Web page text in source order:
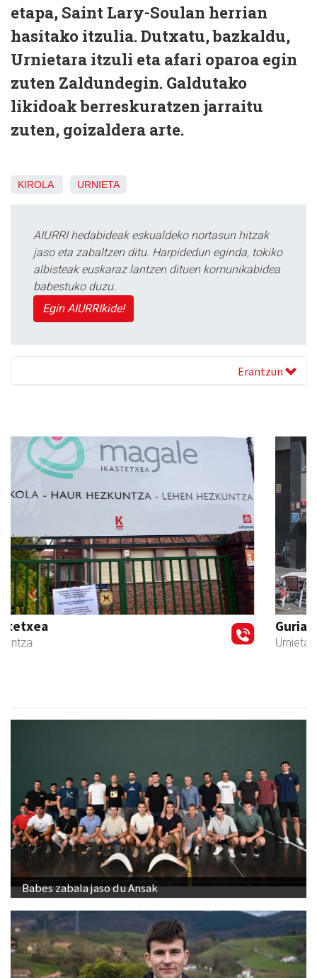
etapa, Saint Lary-Soulan herrian
hasitako itzulia. Dutxatu, bazkaldu,
Urnietara itzuli eta afari oparoa egin
zuten Zaldundegin. Galdutako
likidoak berreskuratzen jarraitu
zuten, goizaldera arte.
KIROLA URNIETA
AIURRI hedabideak eskualdeko nortasun hitzak
jaso eta zabaltzen ditu. Harpidedun eginda, tokiko
albisteak euskaraz lantzen dituen komunikabidea
babestuko duzu.
Egin AIURRIkide!
Erantzun
Guria
Urnieta
Previous Next
Babes zabala jaso du Ansak